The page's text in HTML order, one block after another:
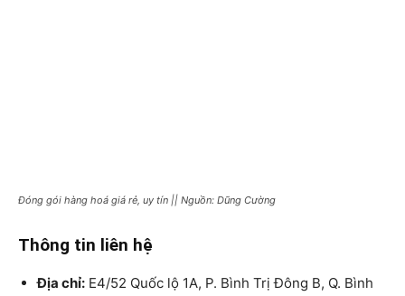
Đóng gói hàng hoá giá rẻ, uy tín || Nguồn: Dũng Cường
Thông tin liên hệ
Địa chỉ: E4/52 Quốc lộ 1A, P. Bình Trị Đông B, Q. Bình